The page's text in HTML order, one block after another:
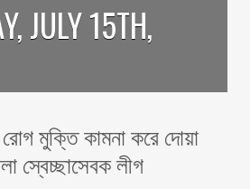
JULY 15TH,
মুক্তি কামনা করে দোয়া
স্বেচ্ছাসেবক লীগ